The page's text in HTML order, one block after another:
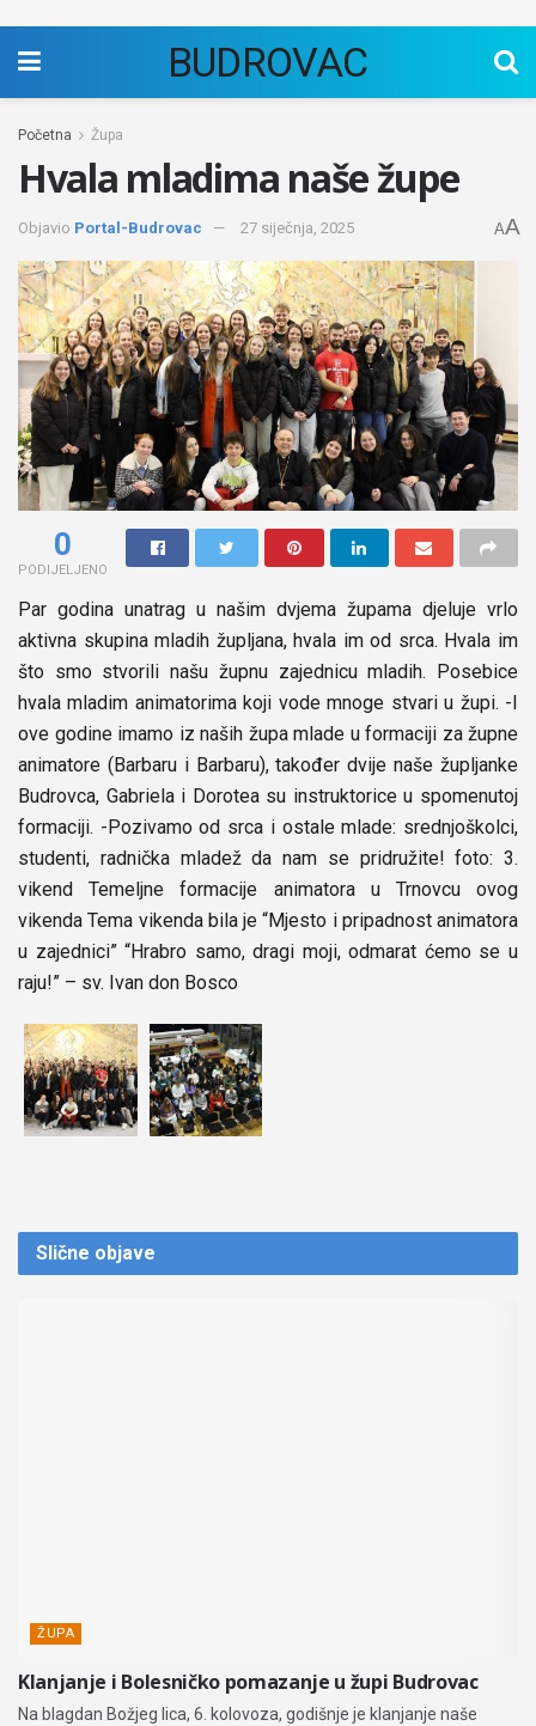
BUDROVAC
Početna Župa
Hvala mladima naše župe
Objavio Portal-Budrovac 27 siječnja, 2025 AA
0
PODIJELJENO
Par godina unatrag u našim dvjema župama djeluje vrlo
aktivna skupina mladih župljana, hvala im od srca. Hvala im
što smo stvorili našu župnu zajednicu mladih. Posebice
hvala mladim animatorima koji vode mnoge stvari u župi. -I
ove godine imamo iz naših župa mlade u formaciji za župne
animatore (Barbaru i Barbaru), također dvije naše župljanke
Budrovca, Gabriela i Dorotea su instruktorice u spomenutoj
formaciji. -Pozivamo od srca i ostale mlade: srednjoškolci,
studenti, radnička mladež da nam se pridružite! foto: 3.
vikend Temeljne formacije animatora u Trnovcu ovog
vikenda Tema vikenda bila je “Mjesto i pripadnost animatora
u zajednici” “Hrabro samo, dragi moji, odmarat ćemo se u
raju!” – sv. Ivan don Bosco
Slične objave
ŽUPA
Klanjanje i Bolesničko pomazanje u župi Budrovac
Na blagdan Božjeg lica, 6. kolovoza, godišnje je klanjanje naše